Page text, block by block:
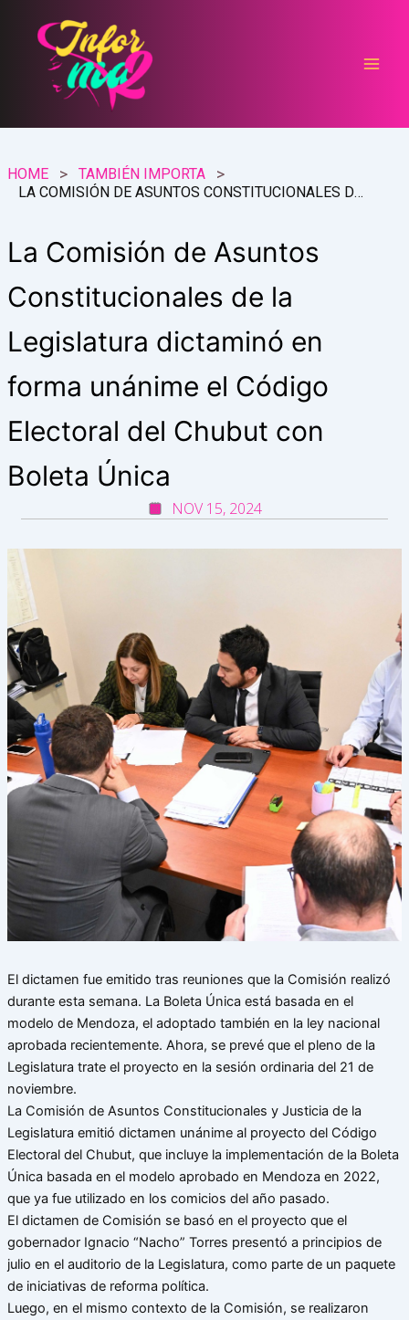
contenido
HOME
TAMBIÉN IMPORTA
LA COMISIÓN DE ASUNTOS CONSTITUCIONALES DE LA LEGISLATURA DICTAMINÓ EN FORMA UNÁNIME EL CÓDIGO ELECTORAL DEL CHUBUT CON BOLETA ÚNICA
La Comisión de Asuntos
Constitucionales de la
Legislatura dictaminó en
forma unánime el Código
Electoral del Chubut con
Boleta Única
NOV 15, 2024
El dictamen fue emitido tras reuniones que la Comisión realizó
durante esta semana. La Boleta Única está basada en el
modelo de Mendoza, el adoptado también en la ley nacional
aprobada recientemente. Ahora, se prevé que el pleno de la
Legislatura trate el proyecto en la sesión ordinaria del 21 de
noviembre.
La Comisión de Asuntos Constitucionales y Justicia de la
Legislatura emitió dictamen unánime al proyecto del Código
Electoral del Chubut, que incluye la implementación de la Boleta
Única basada en el modelo aprobado en Mendoza en 2022,
que ya fue utilizado en los comicios del año pasado.
El dictamen de Comisión se basó en el proyecto que el
gobernador Ignacio “Nacho” Torres presentó a principios de
julio en el auditorio de la Legislatura, como parte de un paquete
de iniciativas de reforma política.
Luego, en el mismo contexto de la Comisión, se realizaron